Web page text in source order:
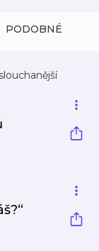
PODOBNÉ